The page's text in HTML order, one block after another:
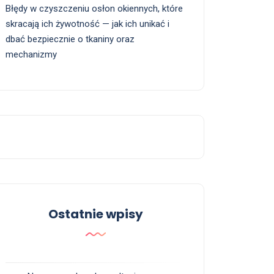
Błędy w czyszczeniu osłon okiennych, które
skracają ich żywotność — jak ich unikać i
dbać bezpiecznie o tkaniny oraz
mechanizmy
Ostatnie wpisy